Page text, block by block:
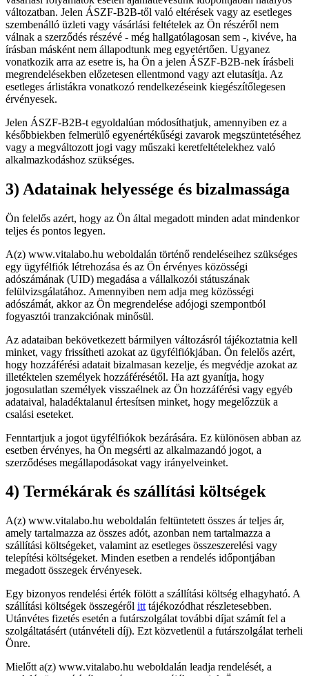
változatban. Jelen ÁSZF-B2B-től való eltérések vagy az esetleges
szembenálló üzleti vagy vásárlási feltételek az Ön részéről nem
válnak a szerződés részévé - még hallgatólagosan sem -, kivéve, ha
írásban másként nem állapodtunk meg egyetértően. Ugyanez
vonatkozik arra az esetre is, ha Ön a jelen ÁSZF-B2B-nek írásbeli
megrendelésekben előzetesen ellentmond vagy azt elutasítja. Az
esetleges árlistákra vonatkozó rendelkezéseink kiegészítőlegesen
érvényesek.
Jelen ÁSZF-B2B-t egyoldalúan módosíthatjuk, amennyiben ez a
későbbiekben felmerülő egyenértékűségi zavarok megszüntetéséhez
vagy a megváltozott jogi vagy műszaki keretfeltételekhez való
alkalmazkodáshoz szükséges.
3) Adatainak helyessége és bizalmassága
Ön felelős azért, hogy az Ön által megadott minden adat mindenkor
teljes és pontos legyen.
A(z) www.vitalabo.hu weboldalán történő rendeléseihez szükséges
egy ügyfélfiók létrehozása és az Ön érvényes közösségi
adószámának (UID) megadása a vállalkozói státuszának
felülvizsgálatához. Amennyiben nem adja meg közösségi
adószámát, akkor az Ön megrendelése adójogi szempontból
fogyasztói tranzakciónak minősül.
Az adataiban bekövetkezett bármilyen változásról tájékoztatnia kell
minket, vagy frissítheti azokat az ügyfélfiókjában. Ön felelős azért,
hogy hozzáférési adatait bizalmasan kezelje, és megvédje azokat az
illetéktelen személyek hozzáférésétől. Ha azt gyanítja, hogy
jogosulatlan személyek visszaélnek az Ön hozzáférési vagy egyéb
adataival, haladéktalanul értesítsen minket, hogy megelőzzük a
csalási eseteket.
Fenntartjuk a jogot ügyfélfiókok bezárására. Ez különösen abban az
esetben érvényes, ha Ön megsérti az alkalmazandó jogot, a
szerződéses megállapodásokat vagy irányelveinket.
4) Termékárak és szállítási költségek
A(z) www.vitalabo.hu weboldalán feltüntetett összes ár teljes ár,
amely tartalmazza az összes adót, azonban nem tartalmazza a
szállítási költségeket, valamint az esetleges összeszerelési vagy
telepítési költségeket. Minden esetben a rendelés időpontjában
megadott összegek érvényesek.
Egy bizonyos rendelési érték fölött a szállítási költség elhagyható. A
szállítási költségek összegéről itt tájékozódhat részletesebben.
Utánvétes fizetés esetén a futárszolgálat további díjat számít fel a
szolgáltatásért (utánvételi díj). Ezt közvetlenül a futárszolgálat terheli
Önre.
Mielőtt a(z) www.vitalabo.hu weboldalán leadja rendelését, a